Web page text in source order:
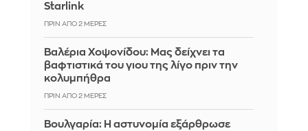
Starlink
ΠΡΙΝ ΑΠΌ 2 ΜΈΡΕΣ
Βαλέρια Χοψονίδου: Μας δείχνει τα
βαφτιστικά του γιου της λίγο πριν την
κολυμπήθρα
ΠΡΙΝ ΑΠΌ 2 ΜΈΡΕΣ
Βουλγαρία: Η αστυνομία εξάρθρωσε